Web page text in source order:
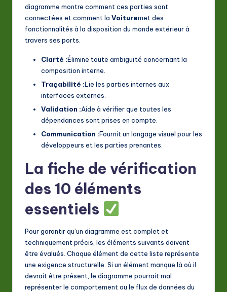
diagramme montre comment ces parties sont
connectées et comment la Voituremet des
fonctionnalités à la disposition du monde extérieur à
travers ses ports.
Clarté :Élimine toute ambiguïté concernant la
composition interne.
Traçabilité :Lie les parties internes aux
interfaces externes.
Validation :Aide à vérifier que toutes les
dépendances sont prises en compte.
Communication :Fournit un langage visuel pour les
développeurs et les parties prenantes.
La fiche de vérification
des 10 éléments
essentiels
Pour garantir qu’un diagramme est complet et
techniquement précis, les éléments suivants doivent
être évalués. Chaque élément de cette liste représente
une exigence structurelle. Si un élément manque là où il
devrait être présent, le diagramme pourrait mal
représenter le comportement ou le flux de données du